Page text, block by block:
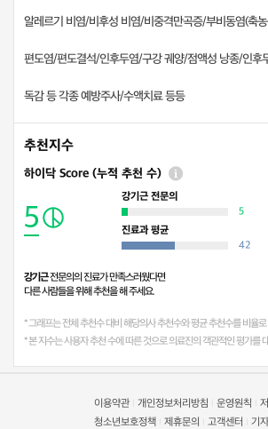
알레르기 비염/비후성 비염/비중격만곡증/부비동염(축
편도염/편도결석/인후두염/구강 궤양/점액성 낭종/인후
독감 등 각종 예방주사/수액치료 등등
추천지수
하이닥 Score (누적 추천 수)
5
강기근 전문의
5
진료과 평균
42
강기근전문의의 진료가 만족스러웠다면
다른 사람들을 위해 추천을 해 주세요.
* 그래프는 전체 추천수 대비 해당의사 추천수와 평균 추천수를 비율
* 본 지수는 사용자 추천 수에 따른 것으로 의료진의 객관적인 평가를
이용약관 개인정보처리방침 운영원칙
청소년보호정책
제휴문의 고객센터 기